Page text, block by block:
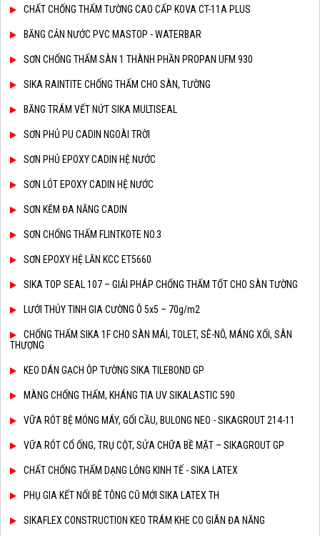
CHẤT CHỐNG THẤM TƯỜNG CAO CẤP KOVA CT-11A PLUS
BĂNG CẢN NƯỚC PVC MASTOP - WATERBAR
SƠN CHỐNG THẤM SÀN 1 THÀNH PHẦN PROPAN UFM 930
SIKA RAINTITE CHỐNG THẤM CHO SÀN, TƯỜNG
BĂNG TRÁM VẾT NỨT SIKA MULTISEAL
SƠN PHỦ PU CADIN NGOÀI TRỜI
SƠN PHỦ EPOXY CADIN HỆ NƯỚC
SƠN LÓT EPOXY CADIN HỆ NƯỚC
SƠN KẼM ĐA NĂNG CADIN
SƠN CHỐNG THẤM FLINTKOTE NO.3
SƠN EPOXY HỆ LĂN KCC ET5660
SIKA TOP SEAL 107 – GIẢI PHÁP CHỐNG THẤM TỐT CHO SÀN TƯỜNG
LƯỚI THỦY TINH GIA CƯỜNG Ô 5x5 – 70g/m2
CHỐNG THẤM SIKA 1F CHO SÀN MÁI, TOLET, SÊ-NÔ, MÁNG XỐI, SÂN
THƯỢNG
KEO DÁN GẠCH ÔP TƯỜNG SIKA TILEBOND GP
MÀNG CHỐNG THẤM, KHÁNG TIA UV SIKALASTIC 590
VỮA RÓT BỆ MÓNG MÁY, GỐI CẦU, BULONG NEO - SIKAGROUT 214-11
VỮA RÓT CỔ ỐNG, TRỤ CỘT, SỬA CHỮA BỀ MẶT – SIKAGROUT GP
CHẤT CHỐNG THẤM DẠNG LỎNG KINH TẾ - SIKA LATEX
PHỤ GIA KẾT NỐI BÊ TÔNG CŨ MỚI SIKA LATEX TH
SIKAFLEX CONSTRUCTION KEO TRÁM KHE CO GIÃN ĐA NĂNG